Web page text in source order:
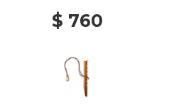
$ 760